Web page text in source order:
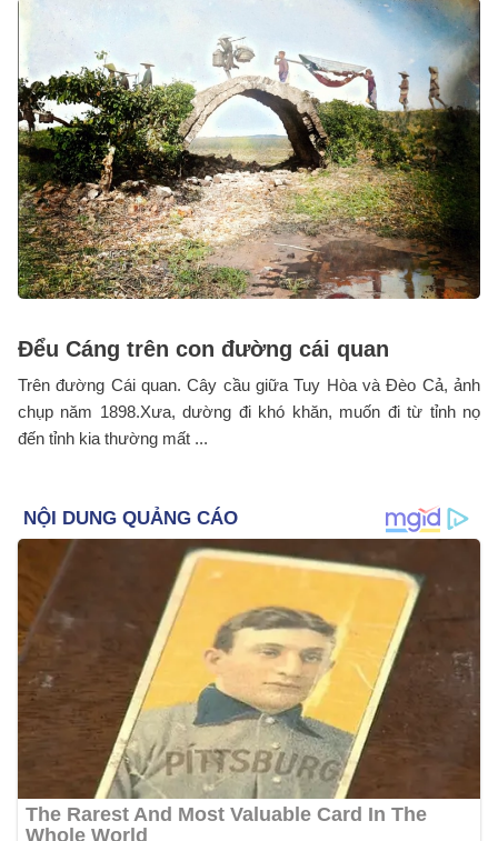
Đểu Cáng trên con đường cái quan
Trên đường Cái quan. Cây cầu giữa Tuy Hòa và Đèo Cả, ảnh
chụp năm 1898.Xưa, dường đi khó khăn, muốn đi từ tỉnh nọ
đến tỉnh kia thường mất ...